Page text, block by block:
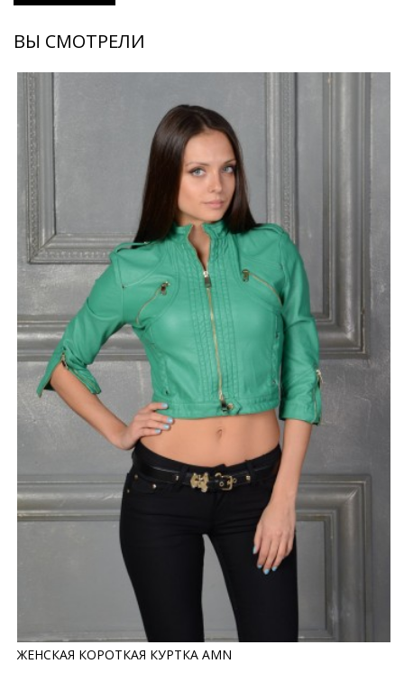
ВЫ СМОТРЕЛИ
ЖЕНСКАЯ КОРОТКАЯ КУРТКА AMN